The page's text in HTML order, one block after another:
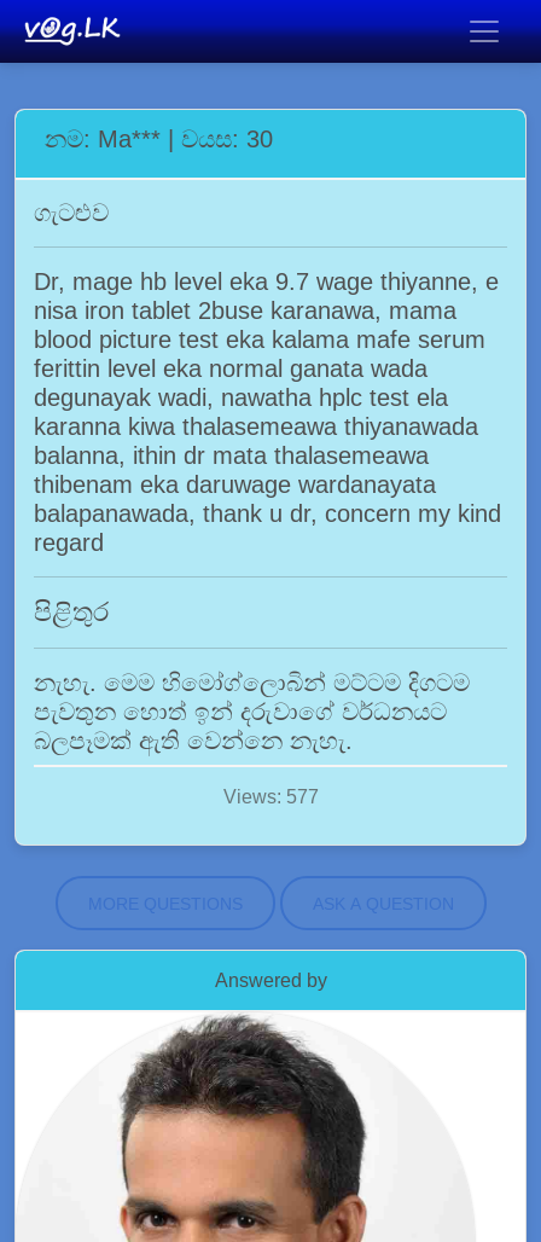
නම: Ma*** | වයස: 30
ගැටළුව
Dr, mage hb level eka 9.7 wage thiyanne, e
nisa iron tablet 2buse karanawa, mama
blood picture test eka kalama mafe serum
ferittin level eka normal ganata wada
degunayak wadi, nawatha hplc test ela
karanna kiwa thalasemeawa thiyanawada
balanna, ithin dr mata thalasemeawa
thibenam eka daruwage wardanayata
balapanawada, thank u dr, concern my kind
regard
පිළිතුර
නැහැ. මෙම හිමෝග්ලොබින් මට්ටම දිගටම
පැවතුන හොත් ඉන් දරුවාගේ වර්ධනයට
බලපෑමක් ඇති වෙන්නෙ නැහැ.
Views: 577
MORE QUESTIONS ASK A QUESTION
Answered by